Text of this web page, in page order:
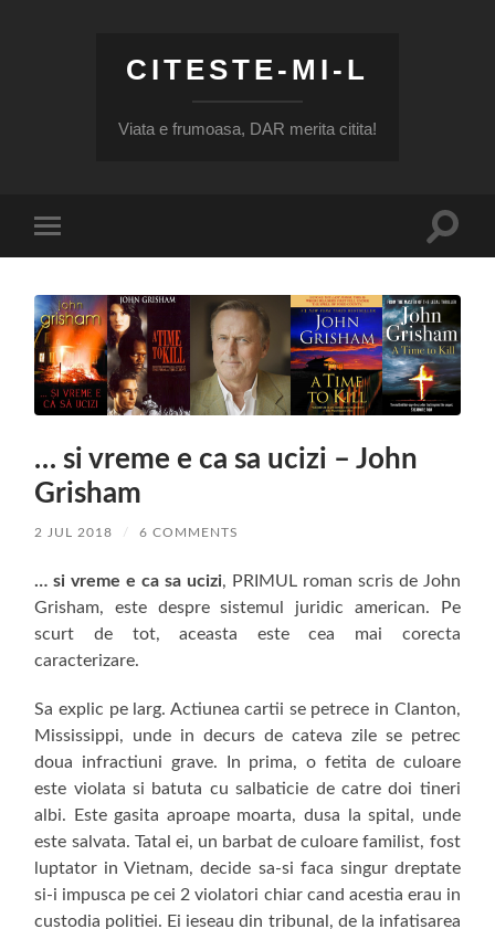
CITESTE-MI-L
Viata e frumoasa, DAR merita citita!
mobile
Toggle
… si vreme e ca sa ucizi – John
Grisham
2 JUL 2018 / 6 COMMENTS
… si vreme e ca sa ucizi, PRIMUL roman scris de John
Grisham, este despre sistemul juridic american. Pe
scurt de tot, aceasta este cea mai corecta
caracterizare.
Sa explic pe larg. Actiunea cartii se petrece in Clanton,
Mississippi, unde in decurs de cateva zile se petrec
doua infractiuni grave. In prima, o fetita de culoare
este violata si batuta cu salbaticie de catre doi tineri
albi. Este gasita aproape moarta, dusa la spital, unde
este salvata. Tatal ei, un barbat de culoare familist, fost
luptator in Vietnam, decide sa-si faca singur dreptate
si-i impusca pe cei 2 violatori chiar cand acestia erau in
custodia politiei. Ei ieseau din tribunal, de la infatisarea